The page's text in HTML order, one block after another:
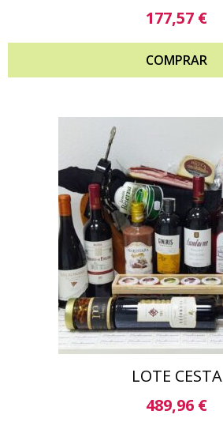
177,57 €
COMPRAR
LOTE CESTA
489,96 €